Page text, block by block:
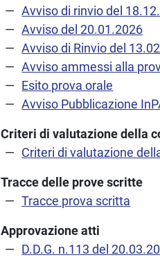
Avviso di rinvio del
Avviso del 20.01.2026
Avviso di Rinvio del
Avviso ammessi alla
Esito prova orale
Avviso Pubblicazione
Criteri di valutazione della
Criteri di valutazione
Tracce delle prove scritte
Tracce prova scritta
Approvazione atti
D.D.G. n.113 del